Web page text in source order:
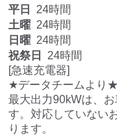
平日
24時間
土曜 24時間
日曜 24時間
祝祭日
24時間
[急速充電器]
★データチームより★
最大出力90kWは、
す。対応していない
ります。